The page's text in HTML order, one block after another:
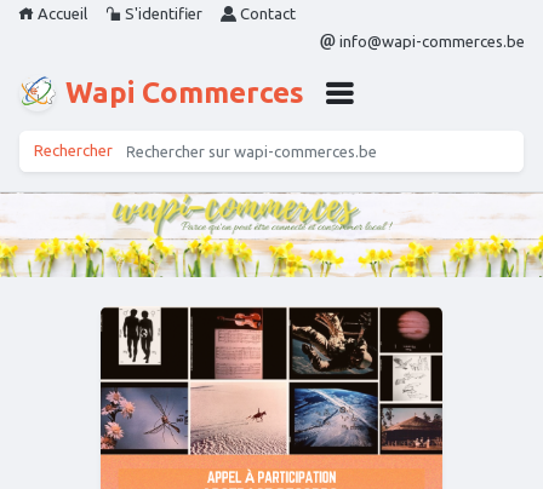
Accueil S'identifier
Contact
info@wapi-commerces.be
Wapi Commerces